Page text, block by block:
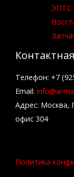
ЭПТС
Телефон: +7
Email:
Адрес: Москва,
офис 304
Политика